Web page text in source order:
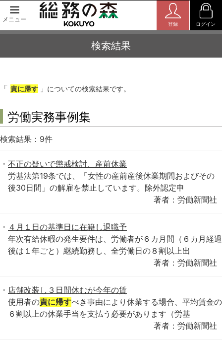
メニュー
登録 ログイン
検索結果
「 責に帰す 」についての検索結果です。
労働実務事例集
検索結果： 9件
不正の疑いで懲戒検討、産前休業
労基法第19条では、「女性の産前産後休業期間およびその
後30日間」の解雇を禁止しています。除外認定申
著者：労働新聞社
４月１日の基準日に在籍し退職予
年次有給休暇の発生要件は、労働者が６カ月間（６カ月経過
後は１年ごと）継続勤務し、全労働日の８割以上出
著者：労働新聞社
店舗改装し３日間休むが今年の賃
使用者の責に帰すべき事由により休業する場合、平均賃金の
６割以上の休業手当を支払う必要があります（労基
著者：労働新聞社